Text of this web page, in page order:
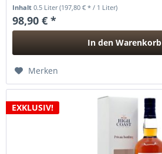
Inhalt0.5 Liter(197,80 € * / 1 Liter)
98,90 € *
In den Warenkorb
Merken
EXKLUSIV!